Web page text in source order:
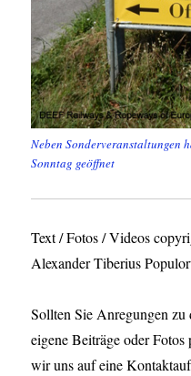
Neben Sonderveranstaltungen
Sonntag geöffnet
Text / Fotos / Videos
Alexander Tiberius
Sollten Sie Anregungen zu
eigene Beiträge oder
wir uns auf eine